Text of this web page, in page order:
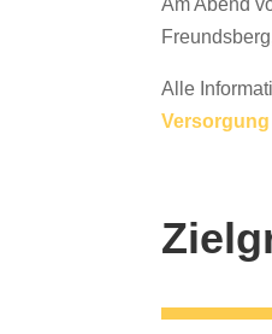
Am Abend
Alle